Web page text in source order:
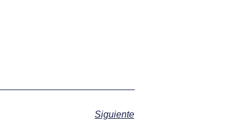
Siguiente